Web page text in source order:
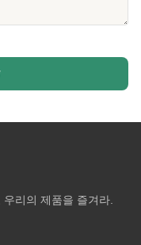
리의 제품을 즐겨라.